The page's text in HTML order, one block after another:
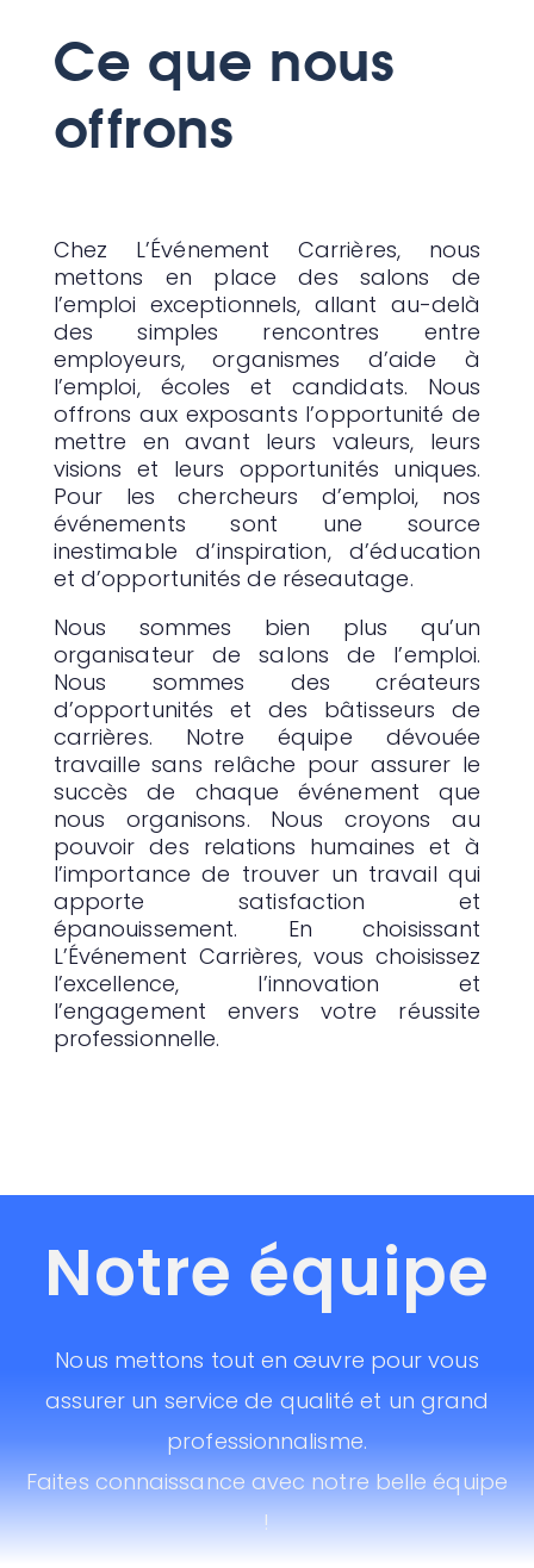
Ce que nous
offrons
Chez L’Événement Carrières, nous
mettons en place des salons de
l’emploi exceptionnels, allant au-delà
des simples rencontres entre
employeurs, organismes d’aide à
l’emploi, écoles et candidats. Nous
offrons aux exposants l’opportunité de
mettre en avant leurs valeurs, leurs
visions et leurs opportunités uniques.
Pour les chercheurs d’emploi, nos
événements sont une source
inestimable d’inspiration, d’éducation
et d’opportunités de réseautage.
Nous sommes bien plus qu’un
organisateur de salons de l’emploi.
Nous sommes des créateurs
d’opportunités et des bâtisseurs de
carrières. Notre équipe dévouée
travaille sans relâche pour assurer le
succès de chaque événement que
nous organisons. Nous croyons au
pouvoir des relations humaines et à
l’importance de trouver un travail qui
apporte satisfaction et
épanouissement. En choisissant
L’Événement Carrières, vous choisissez
l’excellence, l’innovation et
l’engagement envers votre réussite
professionnelle.
Notre équipe
Nous mettons tout en œuvre pour vous
assurer un service de qualité et un grand
professionnalisme.
Faites connaissance avec notre belle équipe
!